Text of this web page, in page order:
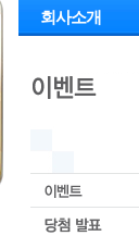
회사소개